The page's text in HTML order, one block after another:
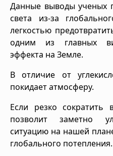
Данные выводы ученых
света из-за
легкостью
одним из главных
эффекта на Земле.
В отличие от
покидает атмосферу.
Если резко
позволит заметно
ситуацию на нашей
глобального потепления.